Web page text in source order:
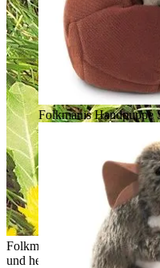
Folkmanis Handpuppe Igel
und hellbeigem Bauchfell,
Folkmanis Handpuppe